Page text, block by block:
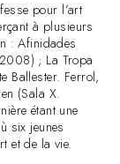
pour l’art
à plusieurs
: Afinidades
; La Tropa
Ballester. Ferrol,
(Sala X.
étant une
six jeunes
et de la vie.